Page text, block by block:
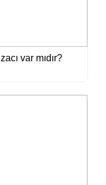
var mıdır?